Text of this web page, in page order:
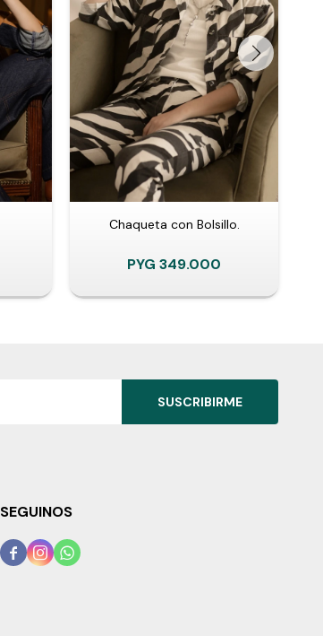
Chaqueta con Bolsillo.
PYG 349.000
SUSCRIBIRME
SEGUINOS
  